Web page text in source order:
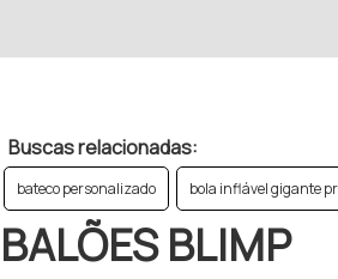
Buscas relacionadas:
bateco personalizado bola inflável gigante
BALÕES BLIMP